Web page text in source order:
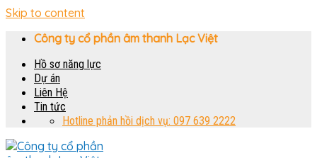
Skip to content
Công ty cổ phần âm thanh Lạc Việt
Hồ sơ năng lực
Dự án
Liên Hệ
Tin tức
Hotline phản hồi dịch vụ: 097 639 2222